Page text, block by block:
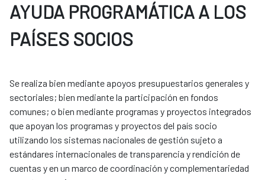
AYUDA PROGRAMÁTICA A LOS
PAÍSES SOCIOS
Se realiza bien mediante apoyos presupuestarios generales y
sectoriales; bien mediante la participación en fondos
comunes; o bien mediante programas y proyectos integrados
que apoyan los programas y proyectos del país socio
utilizando los sistemas nacionales de gestión sujeto a
estándares internacionales de transparencia y rendición de
cuentas y en un marco de coordinación y complementariedad